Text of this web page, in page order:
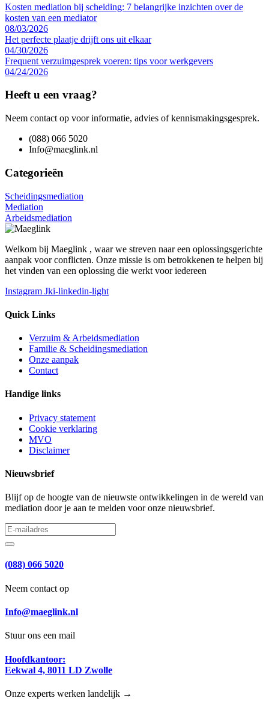
Kosten mediation bij scheiding: 7 belangrijke inzichten over de
kosten van een mediator
08/03/2026
Het perfecte plaatje drijft ons uit elkaar
04/30/2026
Frequent verzuimgesprek voeren: tips voor werkgevers
04/24/2026
Heeft u een vraag?
Neem contact op voor informatie, advies of kennismakingsgesprek.
(088) 066 5020
Info@maeglink.nl
Categorieën
Scheidingsmediation
Mediation
Arbeidsmediation
Welkom bij Maeglink , waar we streven naar een oplossingsgerichte
aanpak voor conflicten. Onze missie is om betrokkenen te helpen bij
het vinden van een oplossing die werkt voor iedereen
Instagram Jki-linkedin-light
Quick Links
Verzuim & Arbeidsmediation
Familie & Scheidingsmediation
Onze aanpak
Contact
Handige links
Privacy statement
Cookie verklaring
MVO
Disclaimer
Nieuwsbrief
Blijf op de hoogte van de nieuwste ontwikkelingen in de wereld van
mediation door je aan te melden voor onze nieuwsbrief.
(088) 066 5020
Neem contact op
Info@maeglink.nl
Stuur ons een mail
Hoofdkantoor:
Eekwal 4, 8011 LD Zwolle
Onze experts werken landelijk →